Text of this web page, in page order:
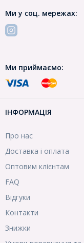
Ми у соц. мережах:
Ми приймаємо:
ІНФОРМАЦІЯ
Про нас
Доставка і оплата
Оптовим клієнтам
FAQ
Відгуки
Контакти
Знижки